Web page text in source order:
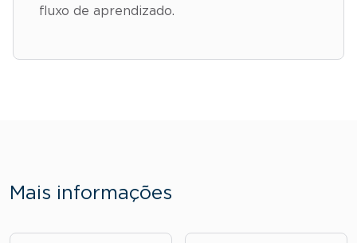
fluxo de aprendizado.
Mais informações